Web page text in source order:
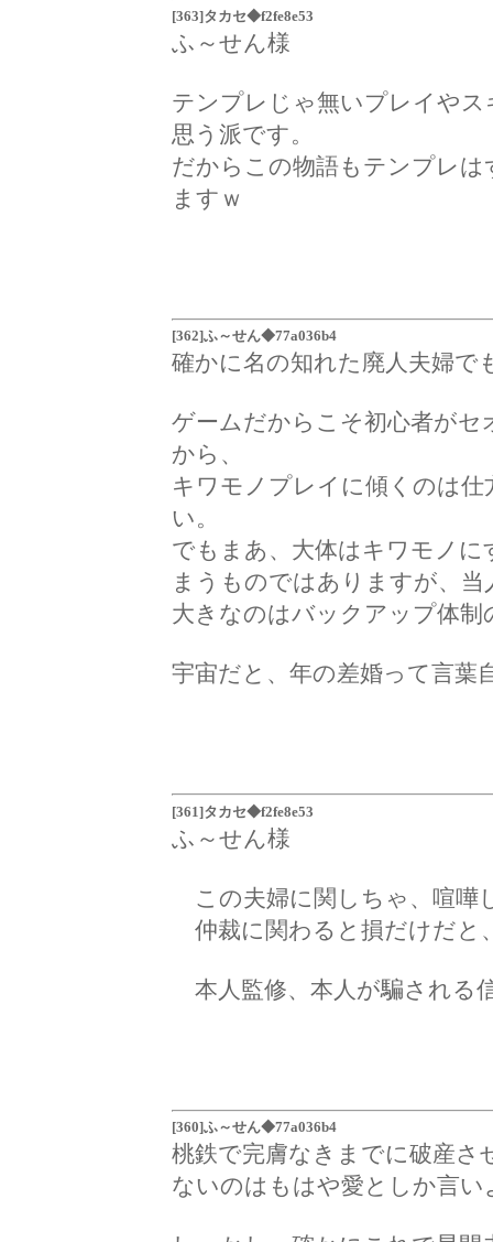
[363]タカセ◆f2fe8e53
ふ～せん様
テンプレじゃ無いプレイや
思う派です。
だからこの物語もテンプレ
ますｗ
[362]ふ～せん◆77a036b4
確かに名の知れた廃人夫婦
ゲームだからこそ初心者が
から、
キワモノプレイに傾くのは
い。
でもまあ、大体はキワモノ
まうものではありますが、
大きなのはバックアップ体制
宇宙だと、年の差婚って言葉
[361]タカセ◆f2fe8e53
ふ～せん様
この夫婦に関しちゃ、喧嘩
仲裁に関わると損だけだと
本人監修、本人が騙される
[360]ふ～せん◆77a036b4
桃鉄で完膚なきまでに破産
ないのはもはや愛としか言い